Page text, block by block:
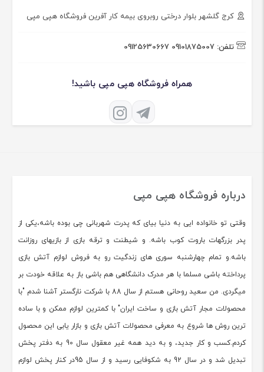
کرج گلشهر بلوار درختی روبروی بیمه کار آفرین فروشگاه هپی مپی
تلفن: 09101875007
09125630667
همراه فروشگاه هپی مپی باشید!
درباره فروشگاه هپی مپی
وقتی تو خانواده ایی به دنیا بیای که پدرت شهربانی چی بوده باشه،یکی از
پدر بزرگهات باروت کوب باشه. و شیطنت و ترقه بازی از بازیهای روزانت
باشه.و تمام چهارشنبه سوری های زندگیت رو به فروش لوازم آتش بازی
پرداخته باشی مسلما با هر مدرک دانشگاهی هم باشی باز به علاقه خودت بر
میگردی. من سعید روحانی هستم از سال 88 با شرکت نارگستر آشنا شدم "با
محصولات مجار آتش بازی و ساخت ایران" با کمترین لوازم ممکن و با ساده
ترین روش ها شروع به معرفی محصولات آتش بازی و بازار یابی این محصول
کردم.کسب و کار جدید، و به دید همه غیر معقول سال 90 به دفتر پخش
تبدیل شد و در سال 92 به شکوفایی رسید و از سال 95در کنار پخش لوازم